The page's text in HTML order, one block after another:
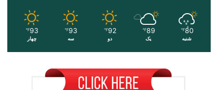
80
℉
شنبه
89
℉
یک
92
℉
دو
93
℉
سه
93
℉
چهار